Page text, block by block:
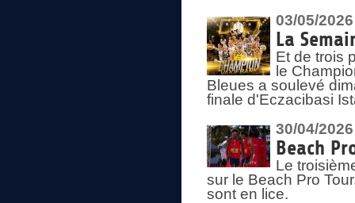
03/05/2026
La
Et de trois
le
Bleues a soulevé
finale d'Eczacibasi
30/04/2026
Beach
Le
sur le Beach Pro
sont en lice.